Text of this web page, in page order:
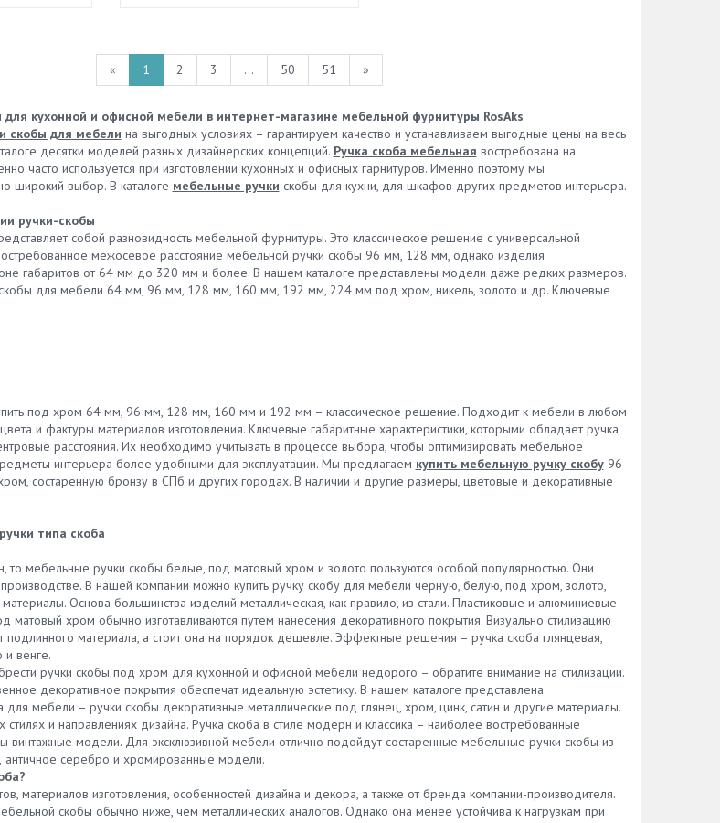
« 1 2 3 ... 50 51 »
кухонной и офисной мебели в интернет-магазине мебельной фурнитуры RosAks
скобы для мебели на выгодных условиях – гарантируем качество и устанавливаем выгодные цены на весь
десятки моделей разных дизайнерских концепций. Ручка скоба мебельная востребована на
часто используется при изготовлении кухонных и офисных гарнитуров. Именно поэтому мы
широкий выбор. В каталоге мебельные ручки скобы для кухни, для шкафов других предметов интерьера.
ручки-скобы
собой разновидность мебельной фурнитуры. Это классическое решение с универсальной
межосевое расстояние мебельной ручки скобы 96 мм, 128 мм, однако изделия
габаритов от 64 мм до 320 мм и более. В нашем каталоге представлены модели даже редких размеров.
скобы для мебели 64 мм, 96 мм, 128 мм, 160 мм, 192 мм, 224 мм под хром, никель, золото и др. Ключевые
под хром 64 мм, 96 мм, 128 мм, 160 мм и 192 мм – классическое решение. Подходит к мебели в любом
и фактуры материалов изготовления. Ключевые габаритные характеристики, которыми обладает ручка
расстояния. Их необходимо учитывать в процессе выбора, чтобы оптимизировать мебельное
интерьера более удобными для эксплуатации. Мы предлагаем купить мебельную ручку скобу96
состаренную бронзу в СПб и других городах. В наличии и другие размеры, цветовые и декоративные
типа скоба
то мебельные ручки скобы белые, под матовый хром и золото пользуются особой популярностью. Они
В нашей компании можно купить ручку скобу для мебели черную, белую, под хром, золото,
Основа большинства изделий металлическая, как правило, из стали. Пластиковые и алюминиевые
матовый хром обычно изготавливаются путем нанесения декоративного покрытия. Визуально стилизацию
подлинного материала, а стоит она на порядок дешевле. Эффектные решения – ручка скоба глянцевая,
венге.
ручки скобы под хром для кухонной и офисной мебели недорого – обратите внимание на стилизации.
декоративное покрытия обеспечат идеальную эстетику. В нашем каталоге представлена
для мебели – ручки скобы декоративные металлические под глянец, хром, цинк, сатин и другие материалы.
стилях и направлениях дизайна. Ручка скоба в стиле модерн и классика – наиболее востребованные
винтажные модели. Для эксклюзивной мебели отлично подойдут состаренные мебельные ручки скобы из
античное серебро и хромированные модели.
материалов изготовления, особенностей дизайна и декора, а также от бренда компании-производителя.
скобы обычно ниже, чем металлических аналогов. Однако она менее устойчива к нагрузкам при